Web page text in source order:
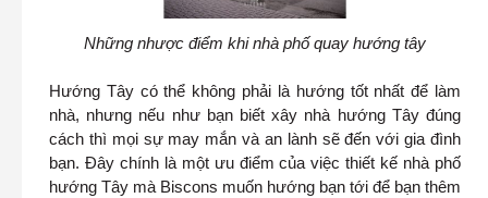
Những nhược điểm khi nhà phố quay hướng tây
Hướng Tây có thể không phải là hướng tốt nhất để làm
nhà, nhưng nếu như bạn biết xây nhà hướng Tây đúng
cách thì mọi sự may mắn và an lành sẽ đến với gia đình
bạn. Đây chính là một ưu điểm của việc thiết kế nhà phố
hướng Tây mà Biscons muốn hướng bạn tới để bạn thêm